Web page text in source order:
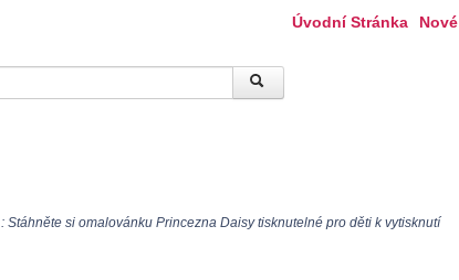
Úvodní Stránka Nové
: Stáhněte si omalovánku Princezna Daisy tisknutelné pro děti k vytisknutí